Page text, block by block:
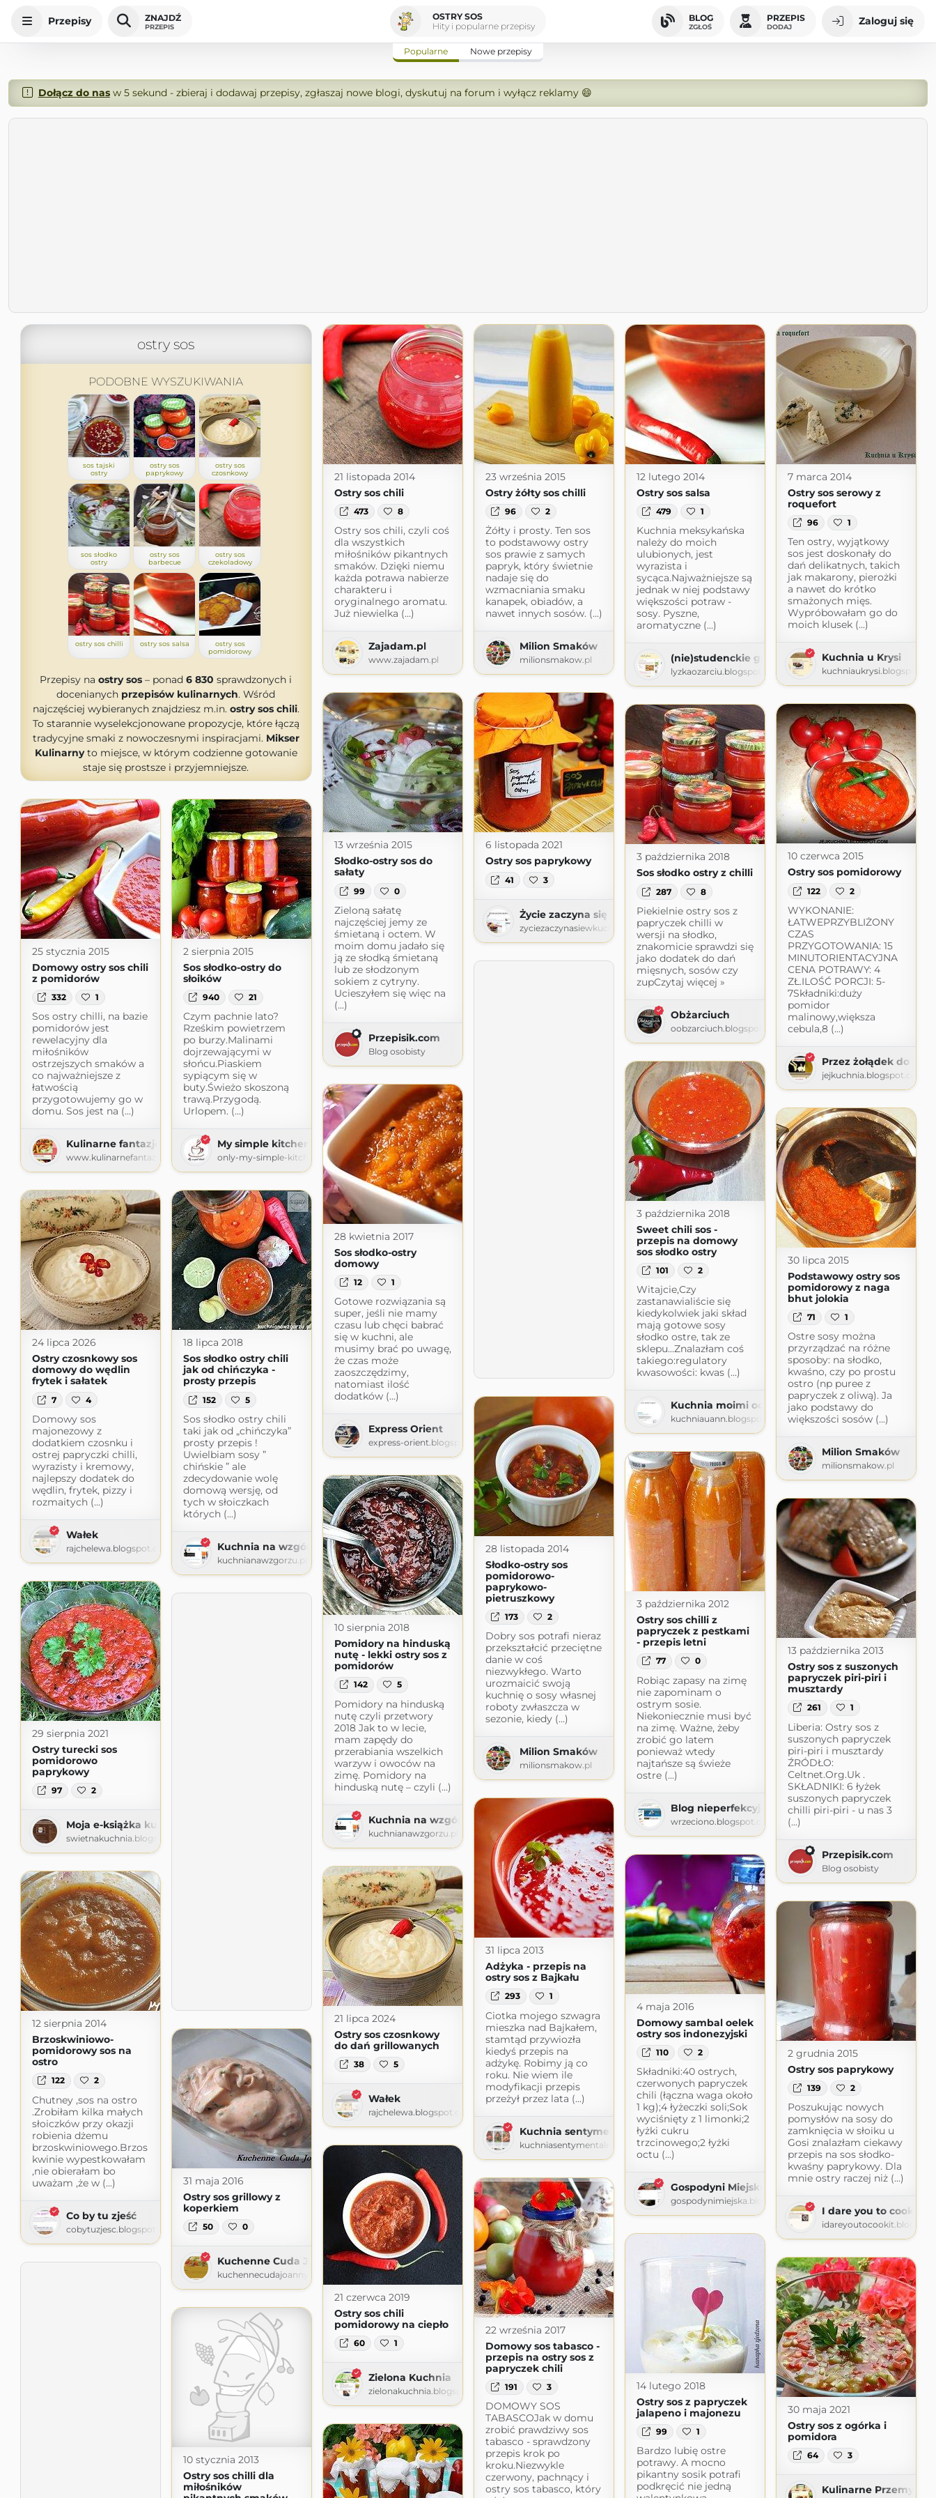
Przepisy ZNAJDŹ
PRZEPIS
OSTRY SOS
Hity i popularne przepisy
BLOG
ZGŁOŚ
PRZEPIS
DODAJ Zaloguj się
Popularne Nowe przepisy
Dołącz do nasw 5 sekund - zbieraj i dodawaj przepisy, zgłaszaj nowe blogi, dyskutuj na forum i wyłącz reklamy 😄
ostry sos
PODOBNE WYSZUKIWANIA
sos tajski
ostry
ostry sos
paprykowy
ostry sos
czosnkowy
sos słodko
ostry
ostry sos
barbecue
ostry sos
czekoladowy
ostry sos chilli ostry sos salsa
ostry sos
pomidorowy
Przepisy na ostry sos – ponad 6 830 sprawdzonych i
docenianych przepisów kulinarnych. Wśród
najczęściej wybieranych znajdziesz m.in. ostry sos chili.
To starannie wyselekcjonowane propozycje, które łączą
tradycyjne smaki z nowoczesnymi inspiracjami. Mikser
Kulinarnyto miejsce, w którym codzienne gotowanie
staje się prostsze i przyjemniejsze.
21 listopada 2014
Ostry sos chili
473 8
Ostry sos chili, czyli coś
dla wszystkich
miłośników pikantnych
smaków. Dzięki niemu
każda potrawa nabierze
charakteru i
oryginalnego aromatu.
Już niewielka (...)
Zajadam.pl
www.zajadam.pl
23 września 2015
Ostry żółty sos chilli
96 2
Żółty i prosty. Ten sos
to podstawowy ostry
sos prawie z samych
papryk, który świetnie
nadaje się do
wzmacniania smaku
kanapek, obiadów, a
nawet innych sosów. (...)
Milion Smaków
milionsmakow.pl
12 lutego 2014
Ostry sos salsa
479 1
Kuchnia meksykańska
należy do moich
ulubionych, jest
wyrazista i
sycąca.Najważniejsze są
jednak w niej podstawy
większości potraw -
sosy. Pyszne,
aromatyczne (...)
(nie)studenckie gotowanie
lyzkaozarciu.blogspot.com
7 marca 2014
Ostry sos serowy z
roquefort
96 1
Ten ostry, wyjątkowy
sos jest doskonały do
dań delikatnych, takich
jak makarony, pierożki
a nawet do krótko
smażonych mięs.
Wypróbowałam go do
moich klusek (...)
Kuchnia u Krysi
13 września 2015
Słodko-ostry sos do
sałaty
99 0
Zieloną sałatę
najczęściej jemy ze
śmietaną i octem. W
moim domu jadało się
ją ze słodką śmietaną
lub ze słodzonym
sokiem z cytryny.
Ucieszyłem się więc na
(...)
Przepisik.com
Blog osobisty
6 listopada 2021
Ostry sos paprykowy
41 3
Życie zaczyna się w kuchni
zyciezaczynasiewkuchni.blogspot.com
10 czerwca 2015
Ostry sos pomidorowy
122 2
WYKONANIE:
ŁATWEPRZYBLIŻONY
CZAS
PRZYGOTOWANIA: 15
MINUTORIENTACYJNA
CENA POTRAWY: 4
ZŁ.ILOŚĆ PORCJI: 5-
7Składniki:duży
pomidor
malinowy,większa
cebula,8 (...)
Przez żołądek do
jejkuchnia.blogspot.com
3 października 2018
Sos słodko ostry z chilli
287 8
Piekielnie ostry sos z
papryczek chilli w
wersji na słodko,
znakomicie sprawdzi się
jako dodatek do dań
mięsnych, sosów czy
zupCzytaj więcej »
Obżarciuch
oobzarciuch.blogspot.com
25 stycznia 2015
Domowy ostry sos chili
z pomidorów
332 1
Sos ostry chilli, na bazie
pomidorów jest
rewelacyjny dla
miłośników
ostrzejszych smaków a
co najważniejsze z
łatwością
przygotowujemy go w
domu. Sos jest na (...)
Kulinarne fantazje Marioli
www.kulinarnefantazjemarioli.pl
2 sierpnia 2015
Sos słodko-ostry do
słoików
940 21
Czym pachnie lato?
Rześkim powietrzem
po burzy.Malinami
dojrzewającymi w
słońcu.Piaskiem
sypiącym się w
buty.Świeżo skoszoną
trawą.Przygodą.
Urlopem. (...)
My simple kitchen
only-my-simple-kitchen.blogspot.com
3 października 2018
Sweet chili sos -
przepis na domowy
sos słodko ostry
101 2
Witajcie,Czy
zastanawialiście się
kiedykolwiek jaki skład
mają gotowe sosy
słodko ostre, tak ze
sklepu...Znalazłam coś
takiego:regulatory
kwasowości: kwas (...)
Kuchnia moimi oczami
kuchniauann.blogspot.com
28 kwietnia 2017
Sos słodko-ostry
domowy
12 1
Gotowe rozwiązania są
super, jeśli nie mamy
czasu lub chęci babrać
się w kuchni, ale
musimy brać po uwagę,
że czas może
zaoszczędzimy,
natomiast ilość
dodatków (...)
Express Orient
express-orient.blogspot.com
30 lipca 2015
Podstawowy ostry sos
pomidorowy z naga
bhut jolokia
71 1
Ostre sosy można
przyrządzać na różne
sposoby: na słodko,
kwaśno, czy po prostu
ostro (np puree z
papryczek z oliwą). Ja
jako podstawy do
większości sosów (...)
Milion Smaków
milionsmakow.pl
24 lipca 2026
Ostry czosnkowy sos
domowy do wędlin
frytek i sałatek
7 4
Domowy sos
majonezowy z
dodatkiem czosnku i
ostrej papryczki chilli,
wyrazisty i kremowy,
najlepszy dodatek do
wędlin, frytek, pizzy i
rozmaitych (...)
Wałek
rajchelewa.blogspot.com
18 lipca 2018
Sos słodko ostry chili
jak od chińczyka -
prosty przepis
152 5
Sos słodko ostry chili
taki jak od „chińczyka”
prosty przepis !
Uwielbiam sosy ”
chińskie ” ale
zdecydowanie wolę
domową wersję, od
tych w słoiczkach
których (...)
Kuchnia na wzgórzu
kuchnianawzgorzu.pl
28 listopada 2014
Słodko-ostry sos
pomidorowo-
paprykowo-
pietruszkowy
173 2
Dobry sos potrafi nieraz
przekształcić przeciętne
danie w coś
niezwykłego. Warto
urozmaicić swoją
kuchnię o sosy własnej
roboty zwłaszcza w
sezonie, kiedy (...)
Milion Smaków
milionsmakow.pl
3 października 2012
Ostry sos chilli z
papryczek z pestkami
- przepis letni
77 0
Robiąc zapasy na zimę
nie zapominam o
ostrym sosie.
Niekoniecznie musi być
na zimę. Ważne, żeby
zrobić go latem
ponieważ wtedy
najtańsze są świeże
ostre (...)
Blog nieperfekcyjnej pani domu
wrzeciono.blogspot.com
10 sierpnia 2018
Pomidory na hinduską
nutę - lekki ostry sos z
pomidorów
142 5
Pomidory na hinduską
nutę czyli przetwory
2018 Jak to w lecie,
mam zapędy do
przerabiania wszelkich
warzyw i owoców na
zimę. Pomidory na
hinduską nutę – czyli (...)
Kuchnia na wzgórzu
kuchnianawzgorzu.pl
13 października 2013
Ostry sos z suszonych
papryczek piri-piri i
musztardy
261 1
Liberia: Ostry sos z
suszonych papryczek
piri-piri i musztardy
ŹRÓDŁO:
Celtnet.Org.Uk .
SKŁADNIKI: 6 łyżek
suszonych papryczek
chilli piri-piri - u nas 3
(...)
Przepisik.com
Blog osobisty
29 sierpnia 2021
Ostry turecki sos
pomidorowo
paprykowy
97 2
Moja e-książka kucharska
swietnakuchnia.blogspot.com
31 lipca 2013
Adżyka - przepis na
ostry sos z Bajkału
293 1
Ciotka mojego szwagra
mieszka nad Bajkałem,
stamtąd przywiozła
kiedyś przepis na
adżykę. Robimy ją co
roku. Nie wiem ile
modyfikacji przepis
przeżył przez lata (...)
Kuchnia sentymentalna
kuchniasentymentalna.wordpress.com
4 maja 2016
Domowy sambal oelek
ostry sos indonezyjski
110 2
Składniki:40 ostrych,
czerwonych papryczek
chili (łączna waga około
1 kg);4 łyżeczki soli;Sok
wyciśnięty z 1 limonki;2
łyżki cukru
trzcinowego;2 łyżki
octu (...)
Gospodyni Miejska
gospodynimiejska.blogspot.com
21 lipca 2024
Ostry sos czosnkowy
do dań grillowanych
38 5
Wałek
rajchelewa.blogspot.com
12 sierpnia 2014
Brzoskwiniowo-
pomidorowy sos na
ostro
122 2
Chutney ,sos na ostro
.Zrobiłam kilka małych
słoiczków przy okazji
robienia dżemu
brzoskwiniowego.Brzos
kwinie wypestkowałam
,nie obierałam bo
uważam ,że w (...)
Co by tu zjeść
cobytuzjesc.blogspot.com
2 grudnia 2015
Ostry sos paprykowy
139 2
Poszukując nowych
pomysłów na sosy do
zamknięcia w słoiku u
Gosi znalazłam ciekawy
przepis na sos słodko-
kwaśny paprykowy. Dla
mnie ostry raczej niż (...)
I dare you to cook it
31 maja 2016
Ostry sos grillowy z
koperkiem
50 0
Kuchenne Cuda Joanny
kuchennecudajoanny.wordpress.com
21 czerwca 2019
Ostry sos chili
pomidorowy na ciepło
60 1
Zielona Kuchnia
zielonakuchnia.blogspot.com
22 września 2017
Domowy sos tabasco -
przepis na ostry sos z
papryczek chili
191 3
DOMOWY SOS
TABASCOJak w domu
zrobić prawdziwy sos
tabasco - sprawdzony
przepis krok po
kroku.Niezwykle
czerwony, pachnący i
ostry sos tabasco, który
14 lutego 2018
Ostry sos z papryczek
jalapeno i majonezu
99 1
Bardzo lubię ostre
potrawy. A mocno
pikantny sosik potrafi
podkręcić nie jedną
30 maja 2021
Ostry sos z ogórka i
pomidora
64 3
Kulinarne
10 stycznia 2013
Ostry sos chilli dla
miłośników